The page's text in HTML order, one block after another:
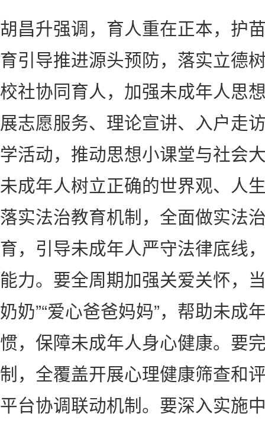
胡昌升强调，育人重在正本，护
育引导推进源头预防，落实立德
校社协同育人，加强未成年人思
展志愿服务、理论宣讲、入户走
学活动，推动思想小课堂与社会
未成年人树立正确的世界观、人
落实法治教育机制，全面做实法
育，引导未成年人严守法律底线
能力。要全周期加强关爱关怀，
奶奶”“爱心爸爸妈妈”，帮助未成
惯，保障未成年人身心健康。要
制，全覆盖开展心理健康筛查和
平台协调联动机制。要深入实施